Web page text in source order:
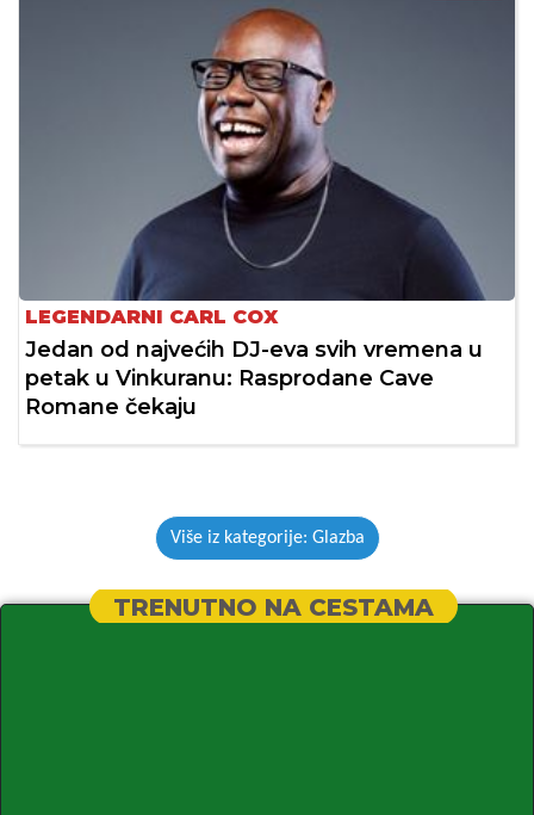
LEGENDARNI CARL COX
Jedan od najvećih DJ-eva svih vremena u
petak u Vinkuranu: Rasprodane Cave
Romane čekaju
Više iz kategorije: Glazba
TRENUTNO NA CESTAMA